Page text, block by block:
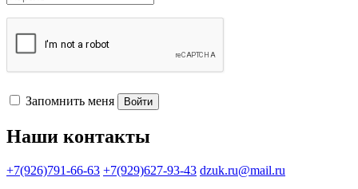
Запомнить меня Войти
Наши контакты
+7(926)791-66-63 +7(929)627-93-43 dzuk.ru@mail.ru